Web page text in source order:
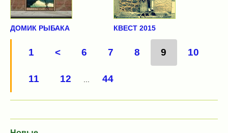
ДОМИК РЫБАКА КВЕСТ 2015
1 < 6 7 8 9 10
11 12 44